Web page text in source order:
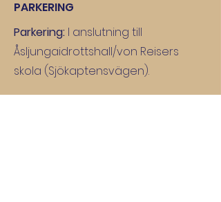
PARKERING
Parkering: I anslutning till
Åsljungaidrottshall/von Reisers
skola (Sjökaptensvägen).